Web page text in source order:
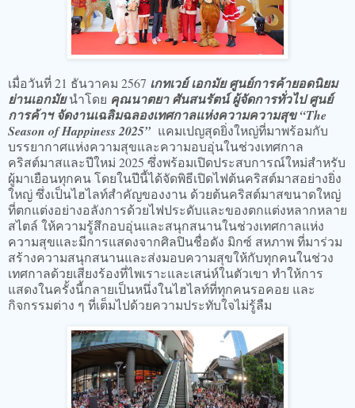
เมื่อวันที่ 21 ธันวาคม 2567 เกทเวย์ เอกมัย ศูนย์การค้ายอดนิยม
ย่านเอกมัยนำโดย คุณนาตยา ศันสนรัตน์ ผู้จัดการทั่วไป ศูนย์
การค้าฯ จัดงานเฉลิมฉลองเทศกาลแห่งความความสุข “The
Season of Happiness 2025” แคมเปญสุดยิ่งใหญ่ที่มาพร้อมกับ
บรรยากาศแห่งความสุขและความอบอุ่นในช่วงเทศกาล
คริสต์มาสและปีใหม่ 2025 ซึ่งพร้อมเปิดประสบการณ์ใหม่สำหรับ
ผู้มาเยือนทุกคน โดยในปีนี้ได้จัดพิธีเปิดไฟต้นคริสต์มาสอย่างยิ่ง
ใหญ่ ซึ่งเป็นไฮไลท์สำคัญของงาน ด้วยต้นคริสต์มาสขนาดใหญ่
ที่ตกแต่งอย่างอลังการด้วยไฟประดับและของตกแต่งหลากหลาย
สไตล์ ให้ความรู้สึกอบอุ่นและสนุกสนานในช่วงเทศกาลแห่ง
ความสุขและมีการแสดงจากศิลปินชื่อดัง มิกซ์ สหภาพ ที่มาร่วม
สร้างความสนุกสนานและส่งมอบความสุขให้กับทุกคนในช่วง
เทศกาลด้วยเสียงร้องที่ไพเราะและเสน่ห์ในตัวเขา ทำให้การ
แสดงในครั้งนี้กลายเป็นหนึ่งในไฮไลท์ที่ทุกคนรอคอย และ
กิจกรรมต่าง ๆ ที่เต็มไปด้วยความประทับใจไม่รู้ลืม